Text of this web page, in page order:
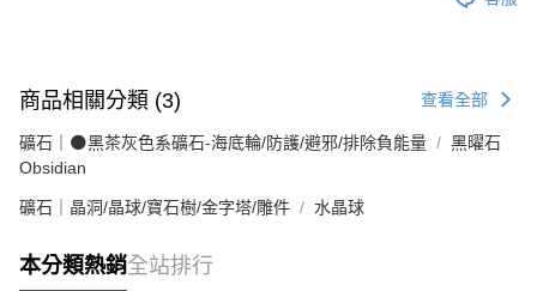
商品相關分類 (3) 查看全部
礦石｜🌑黑茶灰色系礦石-海底輪/防護/避邪/排除負能量
黑曜石
Obsidian
礦石｜晶洞/晶球/寶石樹/金字塔/雕件 水晶球
本分類熱銷全站排行